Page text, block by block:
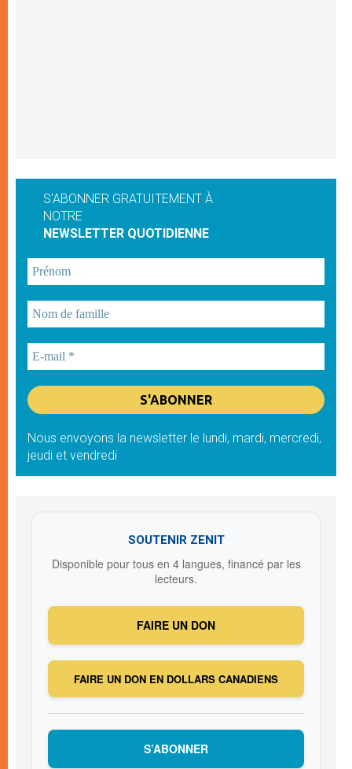
S'ABONNER GRATUITEMENT À
NOTRE
NEWSLETTER QUOTIDIENNE
Nous envoyons la newsletter le lundi, mardi, mercredi,
jeudi et vendredi
SOUTENIR ZENIT
Disponible pour tous en 4 langues, financé par les
lecteurs.
FAIRE UN DON
FAIRE UN DON EN DOLLARS CANADIENS
S’ABONNER